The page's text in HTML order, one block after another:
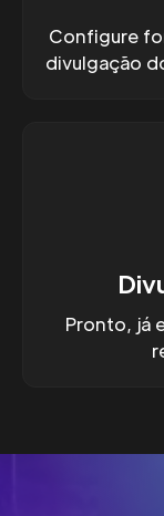
Configure
divulgação
Pronto, já